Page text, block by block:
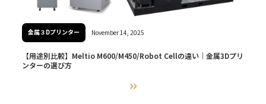
金属３Dプリンター November 14, 2025
【用途別比較】Meltio M600/M450/Robot Cellの違い｜金属3Dプリ
ンターの選び方
